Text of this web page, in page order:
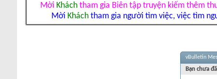
Mời Kháchtham gia Biên tập truyện kiếm thêm
Mời Kháchtham gia người tìm việc, việc tìm
vBulletin
Bạn chưa